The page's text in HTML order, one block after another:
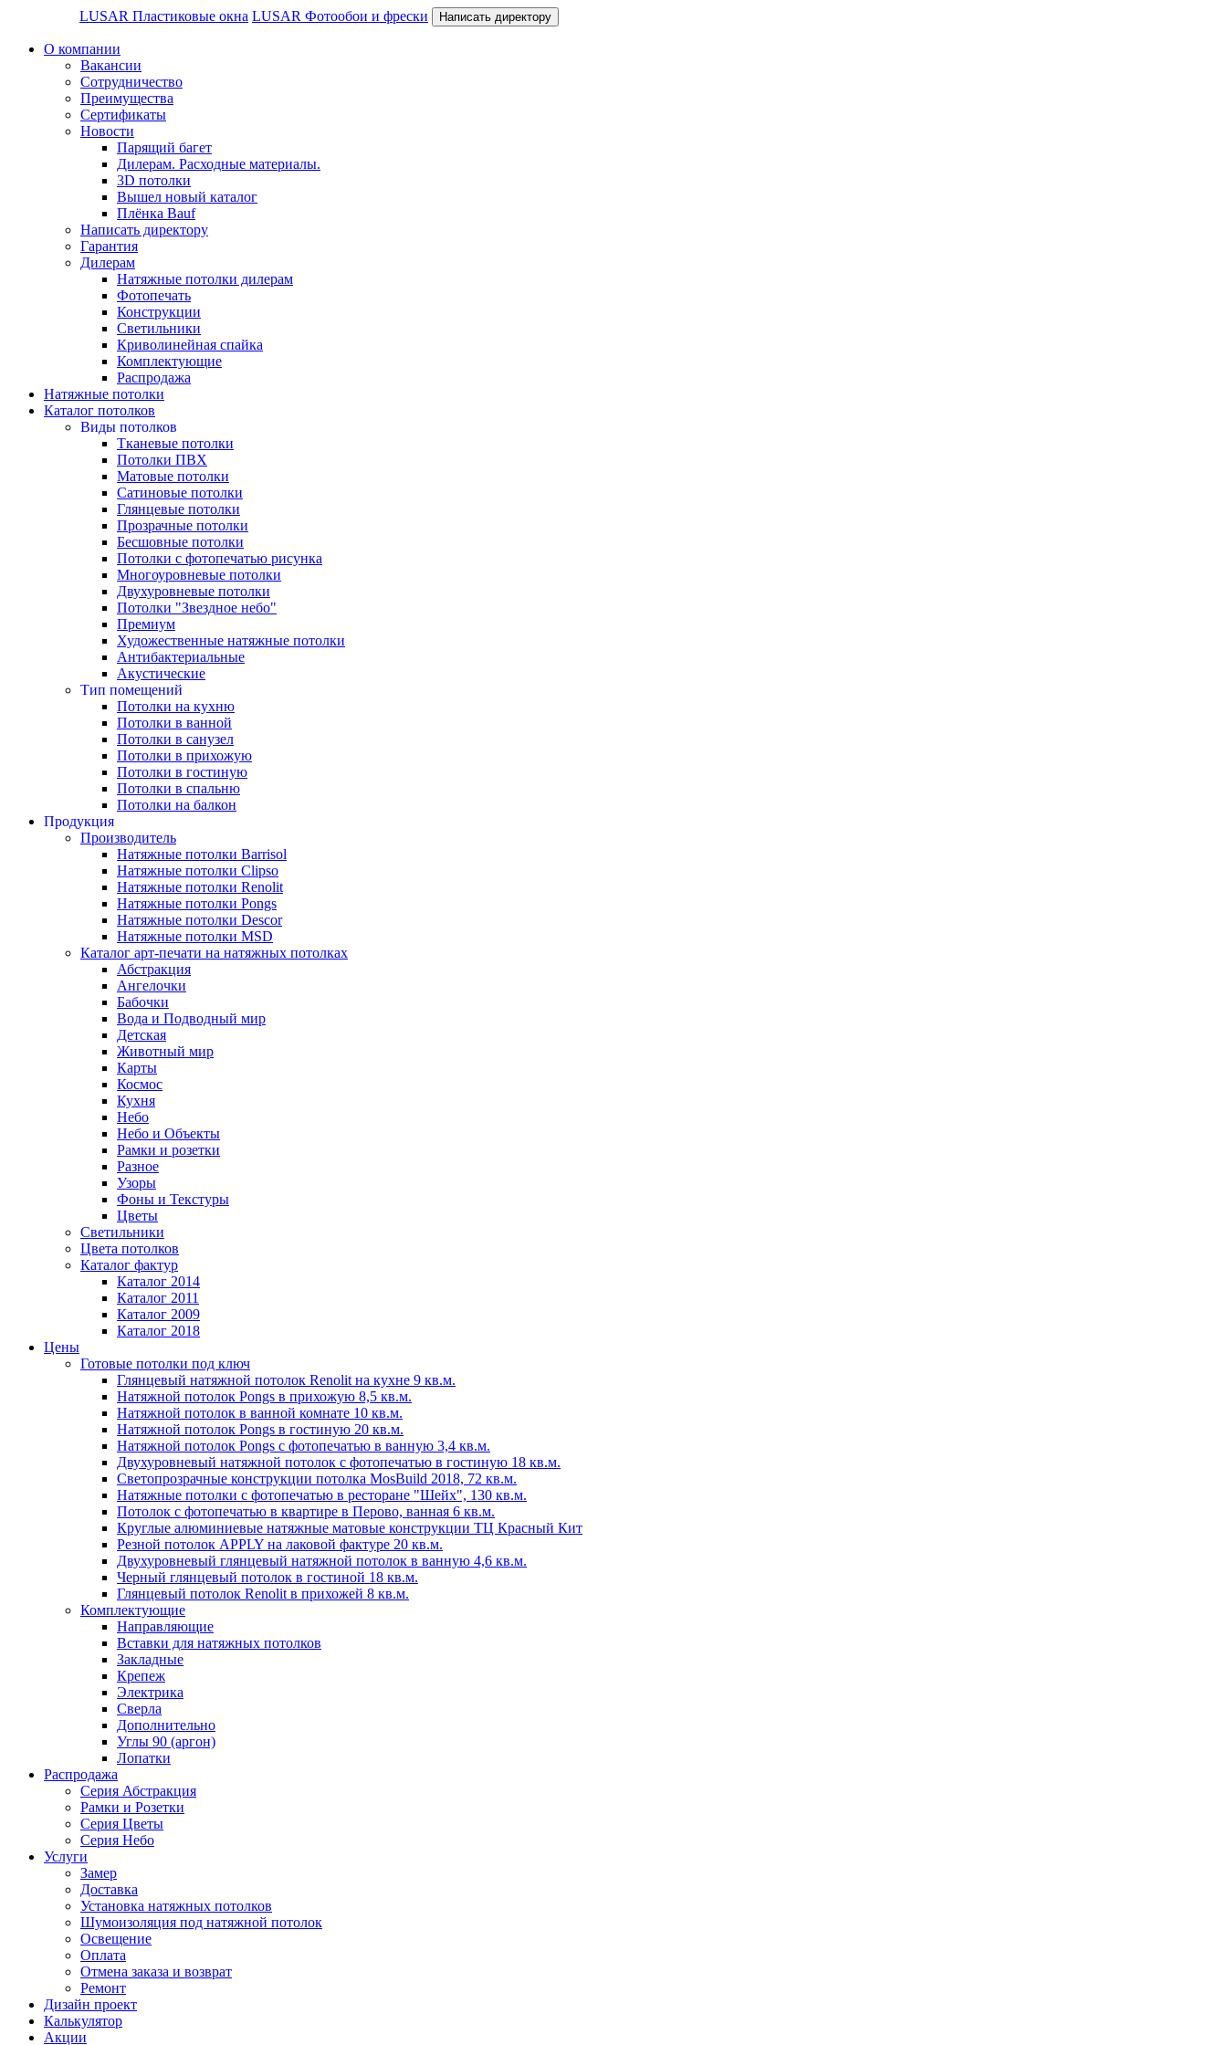
LUSAR Пластиковые окна LUSAR Фотообои и фрески Написать директору
О компании
Вакансии
Сотрудничество
Преимущества
Сертификаты
Новости
Парящий багет
Дилерам. Расходные материалы.
3D потолки
Вышел новый каталог
Плёнка Bauf
Написать директору
Гарантия
Дилерам
Натяжные потолки дилерам
Фотопечать
Конструкции
Светильники
Криволинейная спайка
Комплектующие
Распродажа
Натяжные потолки
Каталог потолков
Виды потолков
Тканевые потолки
Потолки ПВХ
Матовые потолки
Сатиновые потолки
Глянцевые потолки
Прозрачные потолки
Бесшовные потолки
Потолки с фотопечатью рисунка
Многоуровневые потолки
Двухуровневые потолки
Потолки "Звездное небо"
Премиум
Художественные натяжные потолки
Антибактериальные
Акустические
Тип помещений
Потолки на кухню
Потолки в ванной
Потолки в санузел
Потолки в прихожую
Потолки в гостиную
Потолки в спальню
Потолки на балкон
Продукция
Производитель
Натяжные потолки Barrisol
Натяжные потолки Clipso
Натяжные потолки Renolit
Натяжные потолки Pongs
Натяжные потолки Descor
Натяжные потолки MSD
Каталог арт-печати на натяжных потолках
Абстракция
Ангелочки
Бабочки
Вода и Подводный мир
Детская
Животный мир
Карты
Космос
Кухня
Небо
Небо и Объекты
Рамки и розетки
Разное
Узоры
Фоны и Текстуры
Цветы
Светильники
Цвета потолков
Каталог фактур
Каталог 2014
Каталог 2011
Каталог 2009
Каталог 2018
Цены
Готовые потолки под ключ
Глянцевый натяжной потолок Renolit на кухне 9 кв.м.
Натяжной потолок Pongs в прихожую 8,5 кв.м.
Натяжной потолок в ванной комнате 10 кв.м.
Натяжной потолок Pongs в гостиную 20 кв.м.
Натяжной потолок Pongs с фотопечатью в ванную 3,4 кв.м.
Двухуровневый натяжной потолок с фотопечатью в гостиную 18 кв.м.
Светопрозрачные конструкции потолка MosBuild 2018, 72 кв.м.
Натяжные потолки с фотопечатью в ресторане "Шейх", 130 кв.м.
Потолок с фотопечатью в квартире в Перово, ванная 6 кв.м.
Круглые алюминиевые натяжные матовые конструкции ТЦ Красный Кит
Резной потолок APPLY на лаковой фактуре 20 кв.м.
Двухуровневый глянцевый натяжной потолок в ванную 4,6 кв.м.
Черный глянцевый потолок в гостиной 18 кв.м.
Глянцевый потолок Renolit в прихожей 8 кв.м.
Комплектующие
Направляющие
Вставки для натяжных потолков
Закладные
Крепеж
Электрика
Сверла
Дополнительно
Углы 90 (аргон)
Лопатки
Распродажа
Серия Абстракция
Рамки и Розетки
Серия Цветы
Серия Небо
Услуги
Замер
Доставка
Установка натяжных потолков
Шумоизоляция под натяжной потолок
Освещение
Оплата
Отмена заказа и возврат
Ремонт
Дизайн проект
Калькулятор
Акции